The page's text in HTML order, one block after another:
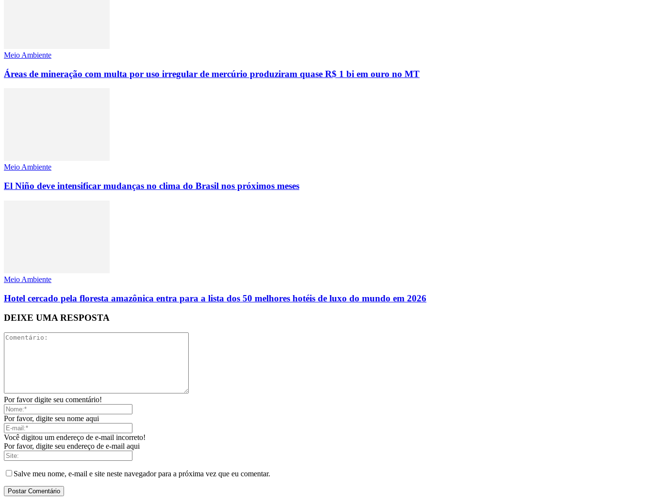
Meio Ambiente
Áreas de mineração com multa por uso irregular de mercúrio produziram quase R$ 1 bi em ouro no MT
Meio Ambiente
El Niño deve intensificar mudanças no clima do Brasil nos próximos meses
Meio Ambiente
Hotel cercado pela floresta amazônica entra para a lista dos 50 melhores hotéis de luxo do mundo em 2026
DEIXE UMA RESPOSTA
Por favor digite seu comentário!
Por favor, digite seu nome aqui
Você digitou um endereço de e-mail incorreto!
Por favor, digite seu endereço de e-mail aqui
Salve meu nome, e-mail e site neste navegador para a próxima vez que eu comentar.